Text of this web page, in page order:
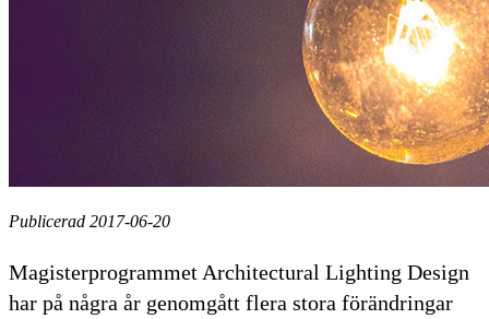
Publicerad 2017-06-20
Magisterprogrammet Architectural Lighting Design
har på några år genomgått flera stora förändringar